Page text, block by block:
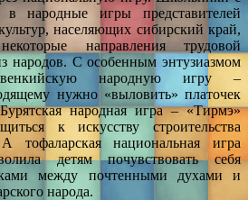
в народные игры представителей
населяющих сибирский край,
направления трудовой
народов. С особенным энтузиазмом
народную игру –
нужно «выловить» платочек
народная игра – «Тирмэ»
к искусству строительства
тофаларская национальная игра
детям почувствовать себя
между почтенными духами и
народа.